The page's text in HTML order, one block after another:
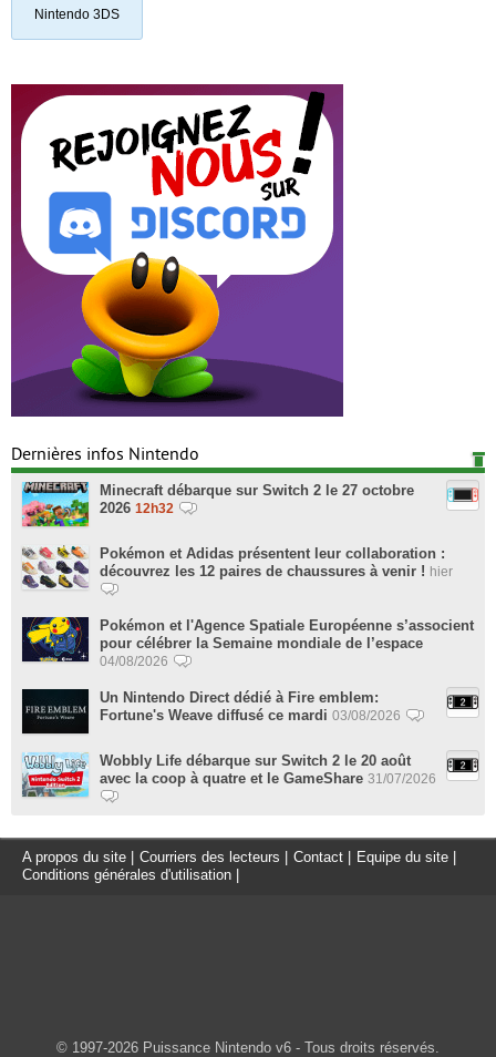
Nintendo 3DS
Dernières infos Nintendo
Minecraft débarque sur Switch 2 le 27 octobre
2026 12h32
Pokémon et Adidas présentent leur collaboration :
découvrez les 12 paires de chaussures à venir ! hier
Pokémon et l'Agence Spatiale Européenne s’associent
pour célébrer la Semaine mondiale de l’espace
04/08/2026
Un Nintendo Direct dédié à Fire emblem:
Fortune's Weave diffusé ce mardi 03/08/2026
Wobbly Life débarque sur Switch 2 le 20 août
avec la coop à quatre et le GameShare 31/07/2026
A propos du site Courriers des lecteurs Contact Equipe du site
Conditions générales d'utilisation
© 1997-2026 Puissance Nintendo v6 - Tous droits réservés.